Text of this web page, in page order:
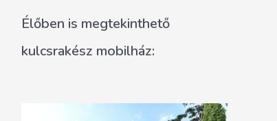
Élőben is megtekinthető
kulcsrakész mobilház: